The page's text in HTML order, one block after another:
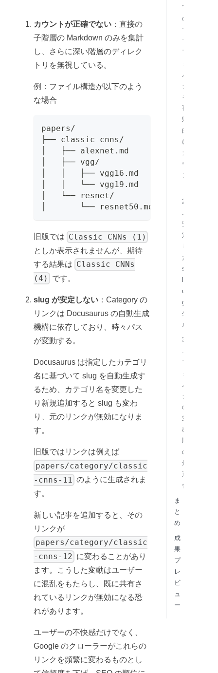
カウントが正確でない ：直接の
子階層の Markdown のみを集計
し、さらに深い階層のディレク
トリを無視している。
例：ファイル構造が以下のよう
な場合
papers/
├── classic-cnns/
│   ├── alexnet.md
│   ├── vgg/
│   │   ├── vgg16.md
│   │   └── vgg19.md
│   └── resnet/
│       └── resnet50.md
旧版では Classic CNNs (1)
としか表示されませんが、期待
する結果は Classic CNNs
(4)
です。
slug が安定しない ：Category の
リンクは Docusaurus の自動生成
機構に依存しており、時々パス
が変動する。
Docusaurus は指定したカテゴリ
名に基づいて slug を自動生成す
るため、カテゴリ名を変更した
り新規追加すると slug も変わ
り、元のリンクが無効になりま
す。
旧版ではリンクは例えば
papers/category/classic
-cnns-11 のように生成されま
す。
新しい記事を追加すると、その
リンクが
papers/category/classic
-cnns-12 に変わることがあり
ます。こうした変動はユーザー
に混乱をもたらし、既に共有さ
れているリンクが無効になる恐
れがあります。
ユーザーの不快感だけでなく、
Google のクローラーがこれらの
リンクを頻繁に変わるものとし
て
の
サ
ブ
フ
ォ
ル
ダ
を
再
帰
的
に
カ
ウ
ン
2
.
安
定
た
s
u
g
生
成
3
.
フ
ォ
ル
ダ
の
並
び
順
の
最
適
化
ま
と
め
成
果
プ
レ
ビ
ュ
ー